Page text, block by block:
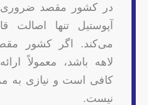
در کشور مقصد
آپوستیل تنها اصالت
می‌کند. اگر کشور
لاهه باشد، معمولاً
کافی است و نیازی به
نیست.